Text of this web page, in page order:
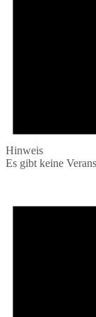
Hinweis
Es gibt keine